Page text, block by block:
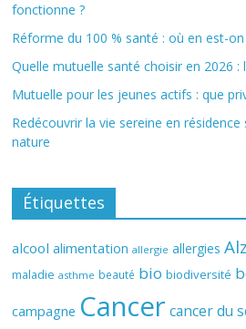
fonctionne ?
Réforme du 100 % santé : où en est-on
Quelle mutuelle santé choisir en 2026 :
Mutuelle pour les jeunes actifs : que
Redécouvrir la vie sereine en
nature
Étiquettes
alcool alimentation allergie allergies
maladie asthme beauté bio biodiversité
campagne Cancer cancer du